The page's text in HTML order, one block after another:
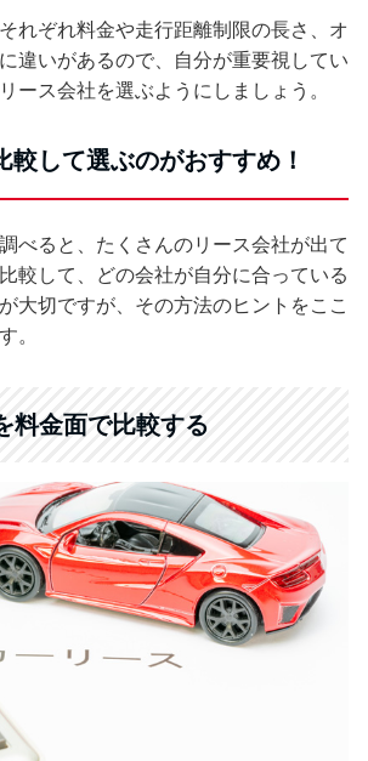
れぞれ料金や走行距離制限の長さ、オ
違いがあるので、自分が重要視してい
ース会社を選ぶようにしましょう。
較して選ぶのがおすすめ！
べると、たくさんのリース会社が出て
較して、どの会社が自分に合っている
大切ですが、その方法のヒントをここ
。
料金面で比較する